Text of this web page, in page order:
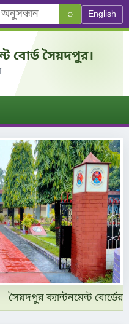
⌕ English
বোর্ড সৈয়দপুর।
সৈয়দপুর ক্যান্টনমেন্ট